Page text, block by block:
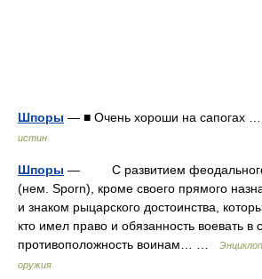
Шпоры — ■ Очень хороши на сапогах
истин
Шпоры — С развитием
(нем. Sporn), кроме своего прямого
и знаком рыцарского достоинства,
кто имел право и обязанность воевать в
противоположность воинам… …
оружия